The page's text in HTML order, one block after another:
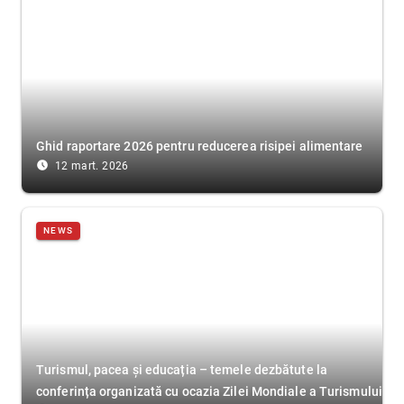
Ghid raportare 2026 pentru reducerea risipei alimentare
access_time_filled 12 mart. 2026
NEWS
Turismul, pacea și educația – temele dezbătute la
conferința organizată cu ocazia Zilei Mondiale a Turismului